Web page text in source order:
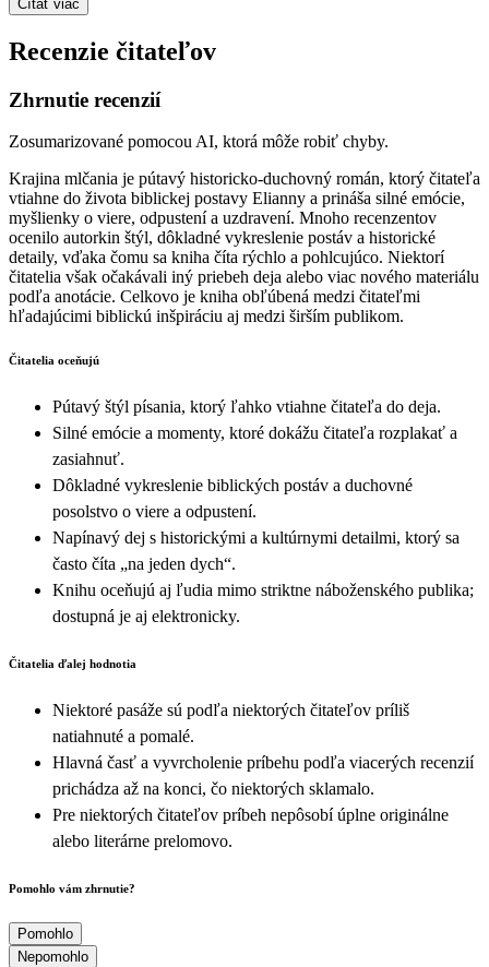
Čítať viac
Recenzie čitateľov
Zhrnutie recenzií
Zosumarizované pomocou AI, ktorá môže robiť chyby.
Krajina mlčania je pútavý historicko-duchovný román, ktorý čitateľa
vtiahne do života biblickej postavy Elianny a prináša silné emócie,
myšlienky o viere, odpustení a uzdravení. Mnoho recenzentov
ocenilo autorkin štýl, dôkladné vykreslenie postáv a historické
detaily, vďaka čomu sa kniha číta rýchlo a pohlcujúco. Niektorí
čitatelia však očakávali iný priebeh deja alebo viac nového materiálu
podľa anotácie. Celkovo je kniha obľúbená medzi čitateľmi
hľadajúcimi biblickú inšpiráciu aj medzi širším publikom.
Čitatelia oceňujú
Pútavý štýl písania, ktorý ľahko vtiahne čitateľa do deja.
Silné emócie a momenty, ktoré dokážu čitateľa rozplakať a
zasiahnuť.
Dôkladné vykreslenie biblických postáv a duchovné
posolstvo o viere a odpustení.
Napínavý dej s historickými a kultúrnymi detailmi, ktorý sa
často číta „na jeden dych“.
Knihu oceňujú aj ľudia mimo striktne náboženského publika;
dostupná je aj elektronicky.
Čitatelia ďalej hodnotia
Niektoré pasáže sú podľa niektorých čitateľov príliš
natiahnuté a pomalé.
Hlavná časť a vyvrcholenie príbehu podľa viacerých recenzií
prichádza až na konci, čo niektorých sklamalo.
Pre niektorých čitateľov príbeh nepôsobí úplne originálne
alebo literárne prelomovo.
Pomohlo vám zhrnutie?
Pomohlo
Nepomohlo